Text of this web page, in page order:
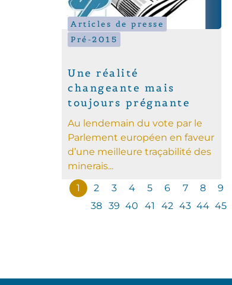
Articles de presse
Pré-2015
Une réalité
changeante mais
toujours prégnante
Au lendemain du vote par le
Parlement européen en faveur
d’une meilleure traçabilité des
minerais...
1
2 3 4 5 6 7 8 9
38
39 40 41 42 43 44 45